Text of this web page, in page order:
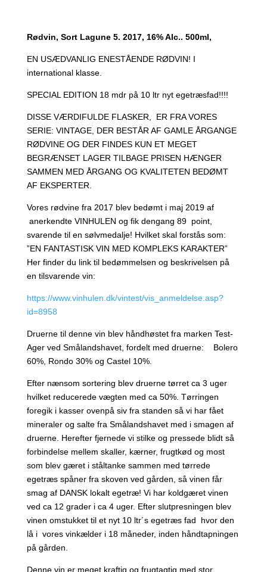
Rødvin, Sort Lagune 5. 2017, 16% Alc.. 500ml,
EN USÆDVANLIG ENESTÅENDE RØDVIN! I
international klasse.
SPECIAL EDITION 18 mdr på 10 ltr nyt egetræsfad!!!!
DISSE VÆRDIFULDE FLASKER, ER FRA VORES
SERIE: VINTAGE, DER BESTÅR AF GAMLE ÅRGANGE
RØDVINE OG DER FINDES KUN ET MEGET
BEGRÆNSET LAGER TILBAGE PRISEN HÆNGER
SAMMEN MED ÅRGANG OG KVALITETEN BEDØMT
AF EKSPERTER.
Vores rødvine fra 2017 blev bedømt i maj 2019 af
anerkendte VINHULEN og fik dengang 89 point,
svarende til en sølvmedalje! Hvilket skal forstås som:
”EN FANTASTISK VIN MED KOMPLEKS KARAKTER”
Her finder du link til bedømmelsen og beskrivelsen på
en tilsvarende vin:
https://www.vinhulen.dk/vintest/vis_anmeldelse.asp?
id=8958
Druerne til denne vin blev håndhøstet fra marken Test-
Ager ved Smålandshavet, fordelt med druerne: Bolero
60%, Rondo 30% og Castel 10%.
Efter nænsom sortering blev druerne tørret ca 3 uger
hvilket reducerede vægten med ca 50%. Tørringen
foregik i kasser ovenpå siv fra standen så vi har fået
mineraler og salte fra Smålandshavet med i smagen af
druerne. Herefter fjernede vi stilke og pressede blidt så
forbindelse mellem skaller, kærner, frugtkød og most
som blev gæret i ståltanke sammen med tørrede
egetræs spåner fra skoven ved gården, så vinen får
smag af DANSK lokalt egetræ! Vi har koldgæret vinen
ved ca 12 grader i ca 4 uger. Efter slutpresningen blev
vinen omstukket til et nyt 10 ltr´s egetræs fad hvor den
lå i vores vinkælder i 18 måneder, inden håndtapningen
på gården.
Denne vin er meget kraftig og frugtagtig med stor